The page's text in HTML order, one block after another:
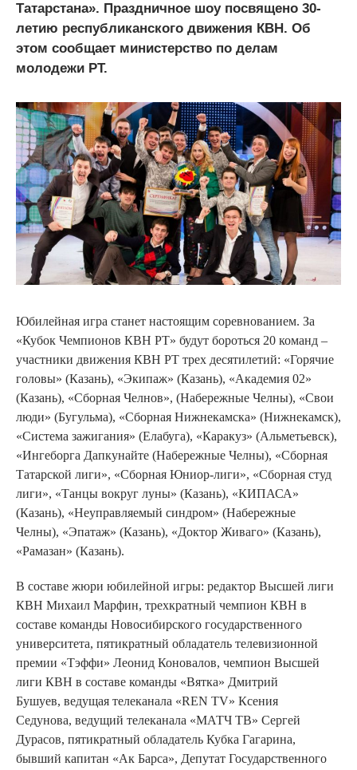
Татарстана». Праздничное шоу посвящено 30-
летию республиканского движения КВН. Об
этом сообщает министерство по делам
молодежи РТ.
Юбилейная игра станет настоящим соревнованием. За
«Кубок Чемпионов КВН РТ» будут бороться 20 команд –
участники движения КВН РТ трех десятилетий: «Горячие
головы» (Казань), «Экипаж» (Казань), «Академия 02»
(Казань), «Сборная Челнов», (Набережные Челны), «Свои
люди» (Бугульма), «Сборная Нижнекамска» (Нижнекамск),
«Система зажигания» (Елабуга), «Каракуз» (Альметьевск),
«Ингеборга Дапкунайте (Набережные Челны), «Сборная
Татарской лиги», «Сборная Юниор-лиги», «Сборная студ
лиги», «Танцы вокруг луны» (Казань), «КИПАСА»
(Казань), «Неуправляемый синдром» (Набережные
Челны), «Эпатаж» (Казань), «Доктор Живаго» (Казань),
«Рамазан» (Казань).
В составе жюри юбилейной игры: редактор Высшей лиги
КВН Михаил Марфин, трехкратный чемпион КВН в
составе команды Новосибирского государственного
университета, пятикратный обладатель телевизионной
премии «Тэффи» Леонид Коновалов, чемпион Высшей
лиги КВН в составе команды «Вятка» Дмитрий
Бушуев, ведущая телеканала «REN TV» Ксения
Седунова, ведущий телеканала «МАТЧ ТВ» Сергей
Дурасов, пятикратный обладатель Кубка Гагарина,
бывший капитан «Ак Барса»​, Депутат Государственного